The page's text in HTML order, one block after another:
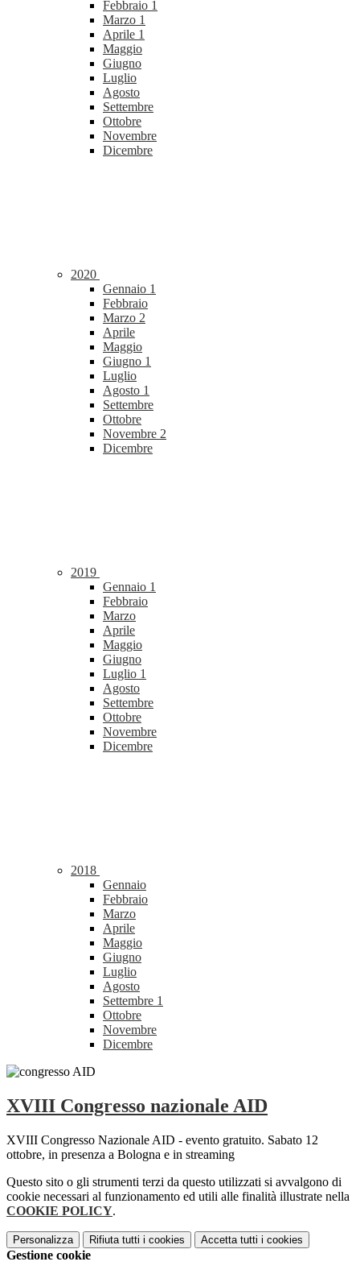
Febbraio 1
Marzo 1
Aprile 1
Maggio
Giugno
Luglio
Agosto
Settembre
Ottobre
Novembre
Dicembre
2020
Gennaio 1
Febbraio
Marzo 2
Aprile
Maggio
Giugno 1
Luglio
Agosto 1
Settembre
Ottobre
Novembre 2
Dicembre
2019
Gennaio 1
Febbraio
Marzo
Aprile
Maggio
Giugno
Luglio 1
Agosto
Settembre
Ottobre
Novembre
Dicembre
2018
Gennaio
Febbraio
Marzo
Aprile
Maggio
Giugno
Luglio
Agosto
Settembre 1
Ottobre
Novembre
Dicembre
XVIII Congresso nazionale AID
XVIII Congresso Nazionale AID - evento gratuito. Sabato 12
ottobre, in presenza a Bologna e in streaming
Questo sito o gli strumenti terzi da questo utilizzati si avvalgono di
cookie necessari al funzionamento ed utili alle finalità illustrate nella
COOKIE POLICY.
Personalizza Rifiuta tutti i cookies Accetta tutti i cookies
Gestione cookie